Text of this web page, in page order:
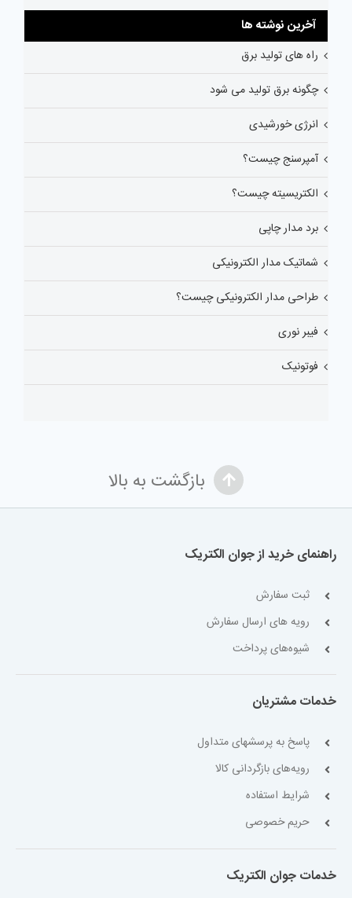
آخرین نوشته ها
راه های تولید برق
چگونه برق تولید می شود
انرژی خورشیدی
آمپرسنج چیست؟
الکتریسیته چیست؟
برد مدار چاپی
شماتیک مدار الکترونیکی
طراحی مدار الکترونیکی چیست؟
فیبر نوری
فوتونیک
بازگشت به بالا
راهنمای خرید از جوان الکتریک
ثبت سفارش
رویه های ارسال سفارش
شیوه‌های پرداخت
خدمات مشتریان
پاسخ به پرسشهای متداول
رویه‌های بازگردانی کالا
شرایط استفاده
حریم خصوصی
خدمات جوان الکتریک